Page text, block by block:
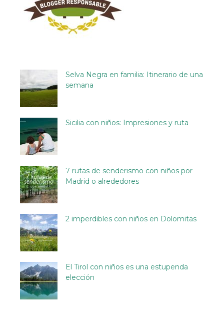
Selva Negra en familia: Itinerario de una
semana
Sicilia con niños: Impresiones y ruta
7 rutas de senderismo con niños por
Madrid o alrededores
2 imperdibles con niños en Dolomitas
El Tirol con niños es una estupenda
elección